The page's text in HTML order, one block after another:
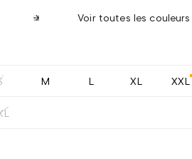
Voir toutes les couleurs
M L XL XXL